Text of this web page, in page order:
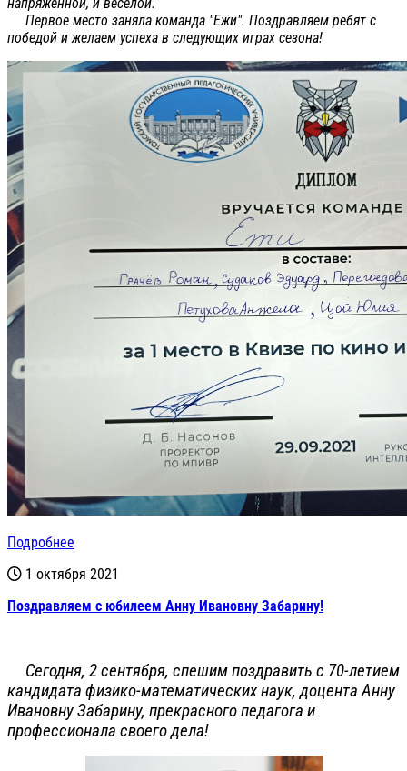
Первое место заняла команда "Ежи". Поздравляем ребят с
победой и желаем успеха в следующих играх сезона!
Подробнее
1 октября 2021
Поздравляем с юбилеем Анну Ивановну Забарину!
Сегодня, 2 сентября, спешим поздравить с 70-летием
кандидата физико-математических наук, доцента Анну
Ивановну Забарину, прекрасного педагога и
профессионала своего дела!